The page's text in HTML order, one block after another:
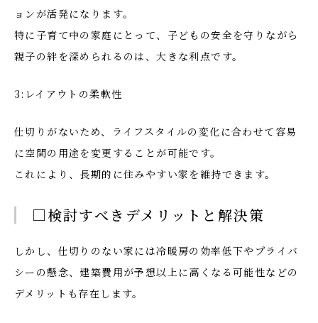
ョンが活発になります。
特に子育て中の家庭にとって、子どもの安全を守りながら
親子の絆を深められるのは、大きな利点です。
3:レイアウトの柔軟性
仕切りがないため、ライフスタイルの変化に合わせて容易
に空間の用途を変更することが可能です。
これにより、長期的に住みやすい家を維持できます。
□検討すべきデメリットと解決策
しかし、仕切りのない家には冷暖房の効率低下やプライバ
シーの懸念、建築費用が予想以上に高くなる可能性などの
デメリットも存在します。